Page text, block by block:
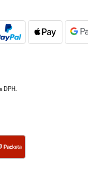
je l'ai mise au
mais le tiroir est aéré.
tout est tactile. j ai 2
suite on reprogramme.
le secteur enfant
la zone Gril est
DPH.